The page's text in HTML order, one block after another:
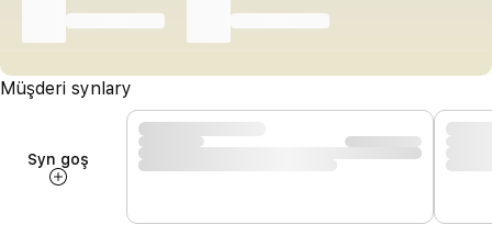
Müşderi synlary
Syn goş